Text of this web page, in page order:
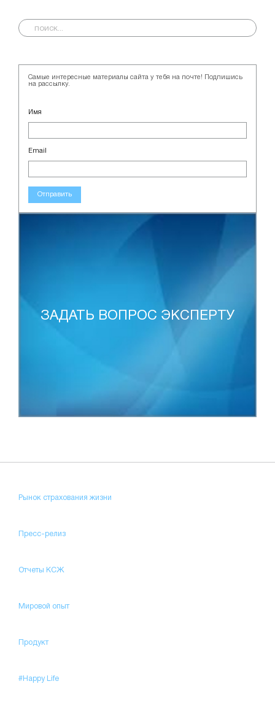
Самые интересные материалы сайта у тебя на почте! Подпишись
на рассылку.
Имя
Email
Отправить
ЗАДАТЬ ВОПРОС ЭКСПЕРТУ
Рынок страхования жизни
Пресс-релиз
Отчеты КСЖ
Мировой опыт
Продукт
#Happy Life